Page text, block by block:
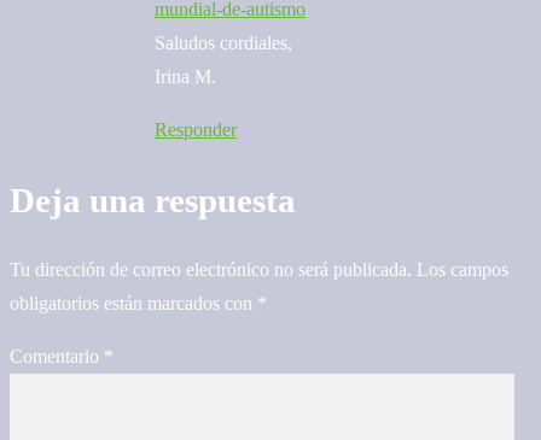
mundial-de-autismo
Saludos cordiales,
Irina M.
Responder
Deja una respuesta
Tu dirección de correo electrónico no será publicada. Los campos
obligatorios están marcados con *
Comentario *